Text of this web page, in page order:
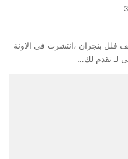
بنجران ،انتشرت في الاونة
لـ تقدم لك…